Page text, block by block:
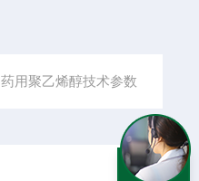
药用聚乙烯醇技术参数